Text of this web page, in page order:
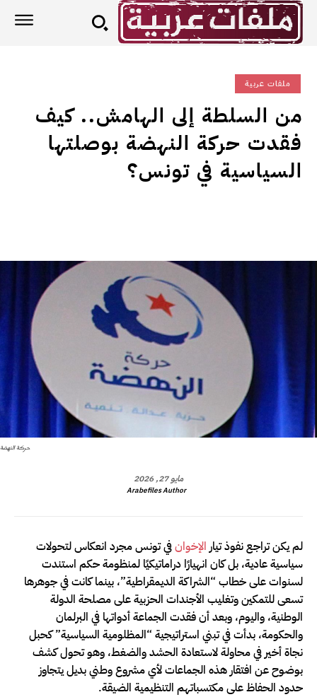
ملفات عربية
من السلطة إلى الهامش.. كيف
فقدت حركة النهضة بوصلتها
السياسية في تونس؟
حركة النهضة
مايو 27, 2026
Arabefiles Author
لم يكن تراجع نفوذ تيار الإخوانفي تونس مجرد انعكاس لتحولات
سياسية عادية، بل كان انهيارًا دراماتيكيًا لمنظومة حكم استندت
لسنوات على خطاب “الشراكة الديمقراطية”، بينما كانت في جوهرها
تسعى للتمكين وتغليب الأجندات الحزبية على مصلحة الدولة
الوطنية، واليوم، وبعد أن فقدت الجماعة أدواتها في البرلمان
والحكومة، بدأت في تبني استراتيجية “المظلومية السياسية” كحبل
نجاة أخير في محاولة لاستعادة الحشد والضغط، وهو تحول كشف
بوضوح عن افتقار هذه الجماعات لأي مشروع وطني بديل يتجاوز
حدود الحفاظ على مكتسباتهم التنظيمية الضيقة.